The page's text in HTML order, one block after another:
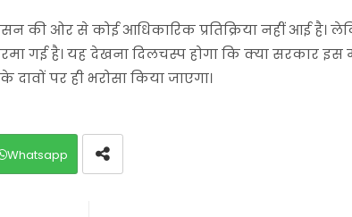
ओर से कोई आधिकारिक प्रतिक्रिया नहीं आई है।
गई है। यह देखना दिलचस्प होगा कि क्या सरकार इस
पर ही भरोसा किया जाएगा।
Whatsapp